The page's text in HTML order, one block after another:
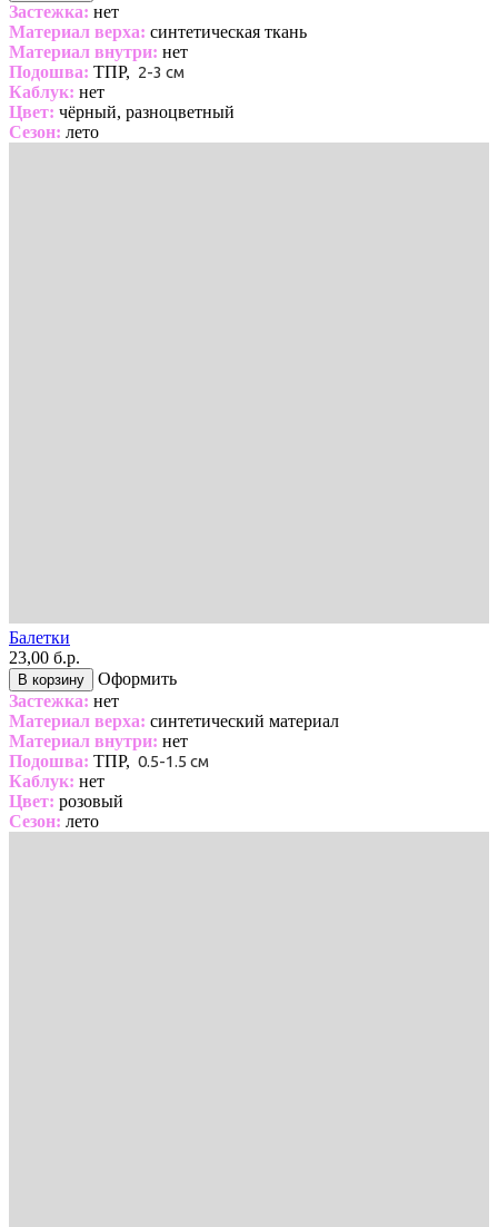
Застежка: нет
Материал верха: синтетическая ткань
Материал внутри: нет
Подошва: ТПР, 2-3 см
Каблук: нет
Цвет: чёрный, разноцветный
Сезон: лето
Балетки
23,00 б.р.
В корзину
Оформить
Застежка: нет
Материал верха: синтетический материал
Материал внутри: нет
Подошва: ТПР, 0.5-1.5 см
Каблук: нет
Цвет: розовый
Сезон: лето